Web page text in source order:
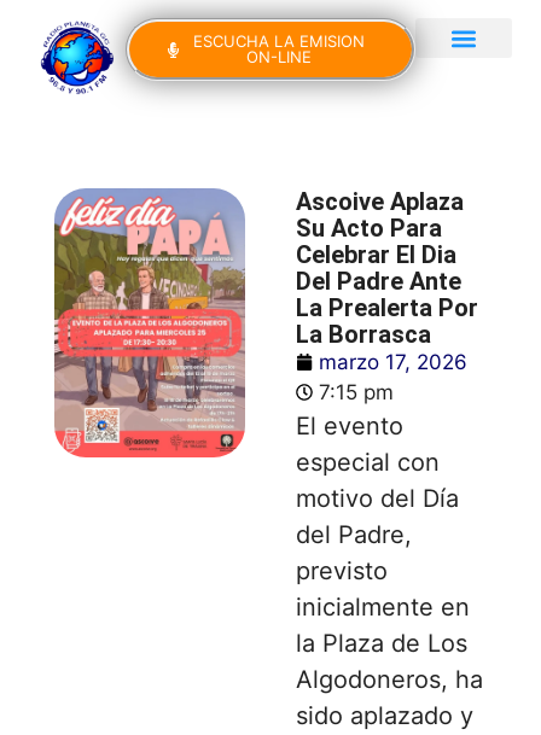
ESCUCHA LA EMISION
ON-LINE
Ascoive Aplaza
Su Acto Para
Celebrar El Dia
Del Padre Ante
La Prealerta Por
La Borrasca
marzo 17, 2026
7:15 pm
El evento
especial con
motivo del Día
del Padre,
previsto
inicialmente en
la Plaza de Los
Algodoneros, ha
sido aplazado y